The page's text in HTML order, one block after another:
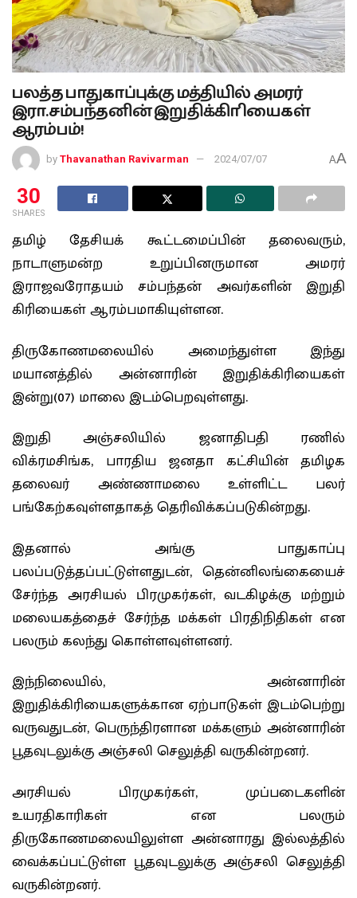
பலத்த பாதுகாப்புக்கு மத்தியில் அமரர்
இரா.சம்பந்தனின் இறுதிக்கிாியைகள்
ஆரம்பம்!
by Thavanathan Ravivarman 2024/07/07 AA
30
SHARES
தமிழ் தேசியக் கூட்டமைப்பின் தலைவரும்,
நாடாளுமன்ற உறுப்பினருமான அமரர்
இராஜவரோதயம் சம்பந்தன் அவர்களின் இறுதி
கிரியைகள் ஆரம்பமாகியுள்ளன.
திருகோணமலையில் அமைந்துள்ள இந்து
மயானத்தில் அன்னாரின் இறுதிக்கிரியைகள்
இன்று(07) மாலை இடம்பெறவுள்ளது.
இறுதி அஞ்சலியில் ஜனாதிபதி ரணில்
விக்ரமசிங்க, பாரதிய ஜனதா கட்சியின் தமிழக
தலைவர் அண்ணாமலை உள்ளிட்ட பலர்
பங்கேற்கவுள்ளதாகத் தெரிவிக்கப்படுகின்றது.
இதனால் அங்கு பாதுகாப்பு
பலப்படுத்தப்பட்டுள்ளதுடன், தென்னிலங்கையைச்
சேர்ந்த அரசியல் பிரமுகர்கள், வடகிழக்கு மற்றும்
மலையகத்தைச் சேர்ந்த மக்கள் பிரதிநிதிகள் என
பலரும் கலந்து கொள்ளவுள்ளனர்.
இந்நிலையில், அன்னாரின்
இறுதிக்கிரியைகளுக்கான ஏற்பாடுகள் இடம்பெற்று
வருவதுடன், பெருந்திரளான மக்களும் அன்னாரின்
பூதவுடலுக்கு அஞ்சலி செலுத்தி வருகின்றனர்.
அரசியல் பிரமுகர்கள், முப்படைகளின்
உயரதிகாரிகள் என பலரும்
திருகோணமலையிலுள்ள அன்னாரது இல்லத்தில்
வைக்கப்பட்டுள்ள பூதவுடலுக்கு அஞ்சலி செலுத்தி
வருகின்றனர்.